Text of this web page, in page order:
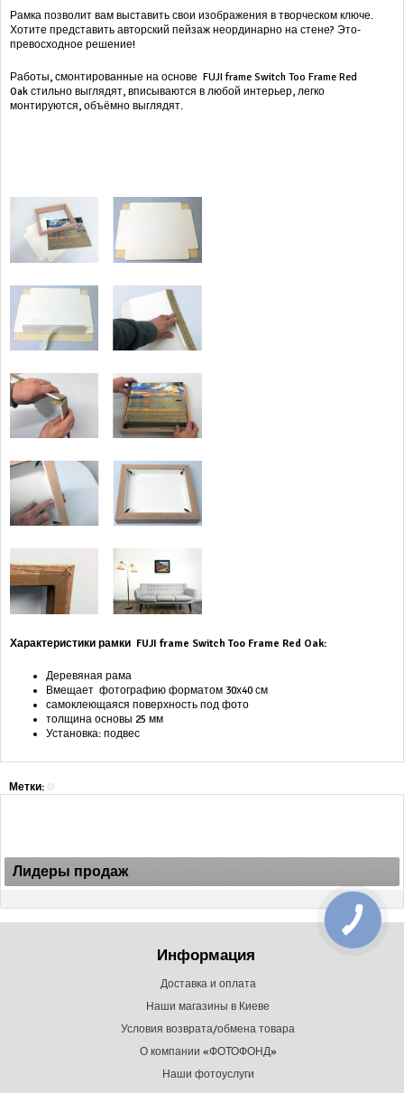
Рамка позволит вам выставить свои изображения в творческом ключе.
Хотите представить авторский пейзаж неординарно на стене? Это-
превосходное решение!
Работы, смонтированные на основе FUJI frame Switch Too Frame Red
Oak стильно выглядят, вписываются в любой интерьер, легко
монтируются, объёмно выглядят.
Характеристики рамки FUJI frame Switch Too Frame Red Oak:
Деревяная рама
Вмещает фотографию форматом 30х40 см
самоклеющаяся поверхность под фото
толщина основы 25 мм
Установка: подвес
Метки:
Лидеры продаж
Информация
Доставка и оплата
Наши магазины в Киеве
Условия возврата/обмена товара
О компании «ФОТОФОНД»
Наши фотоуслуги